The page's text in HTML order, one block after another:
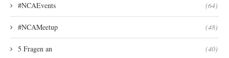
#NCAEvents (64)
#NCAMeetup (48)
5 Fragen an (40)